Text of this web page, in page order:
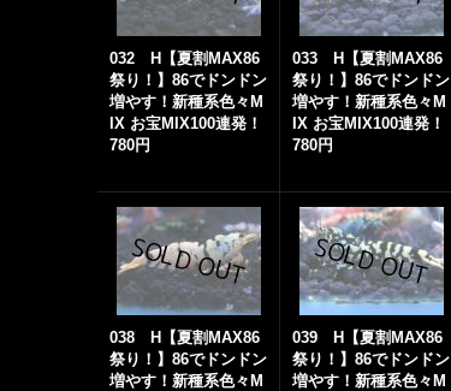
032 H【夏割MAX86
祭り！】86でドンドン
増やす！新種系色々M
IX お宝MIX100連発！
780円
033 H【夏割MAX86
祭り！】86でドンドン
増やす！新種系色々M
IX お宝MIX100連発！
780円
038 H【夏割MAX86
祭り！】86でドンドン
増やす！新種系色々M
039 H【夏割MAX86
祭り！】86でドンドン
増やす！新種系色々M